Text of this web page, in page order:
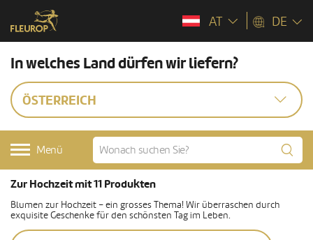
AT DE
In welches Land dürfen wir liefern?
ÖSTERREICH
Menü
Zur Hochzeit mit 11 Produkten
Blumen zur Hochzeit – ein grosses Thema! Wir überraschen durch
exquisite Geschenke für den schönsten Tag im Leben.